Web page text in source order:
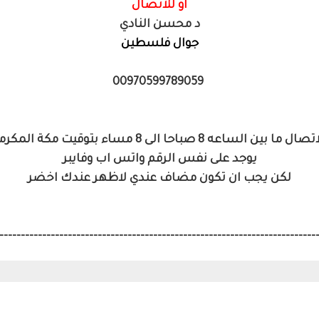
أو للاتصال
د محسن النادي
جوال فلسطين
ما بين الساعه 8 صباحا الى 8 مساء بتوقيت مكة المكرمه
يوجد على نفس الرقم واتس اب وفايبر
لكن يجب ان تكون مضاف عندي لاظهر عندك اخضر